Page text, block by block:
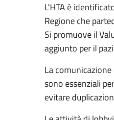
L'HTA è
Regione che
Si promuove il
aggiunto per il
La
sono essenziali
evitare